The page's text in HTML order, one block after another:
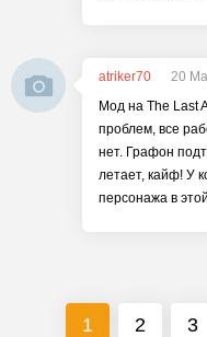
atriker70
20
Мод на The Last
проблем, все
нет. Графон
летает, кайф! У
персонажа в
1 2 3